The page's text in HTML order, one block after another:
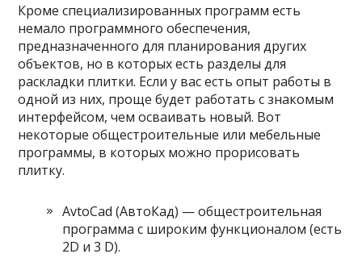
Кроме специализированных программ есть
немало программного обеспечения,
предназначенного для планирования других
объектов, но в которых есть разделы для
раскладки плитки. Если у вас есть опыт работы в
одной из них, проще будет работать с знакомым
интерфейсом, чем осваивать новый. Вот
некоторые общестроительные или мебельные
программы, в которых можно прорисовать
плитку.
AvtoCad (АвтоКад) — общестроительная
программа с широким функционалом (есть
2D и 3 D).